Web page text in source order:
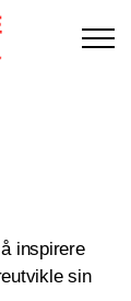
inspirere
sin